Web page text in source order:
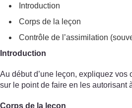
Introduction
Corps de la leçon
Contrôle de l’assimilation
Introduction
Au début d’une leçon, expliquez vos
sur le point de faire en les autorisant
Corps de la leçon